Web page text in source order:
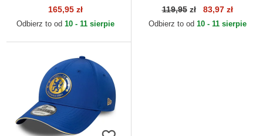
9SEVENTY Stretch Snap
Iridiscent Chelsea Football
165,95 zł
Odbierz to od 10 - 11 sierpie
9FORTY Core Chelsea
Football Club Premier League
119,95zł 83,97 zł
Odbierz to od 10 - 11 sierpie